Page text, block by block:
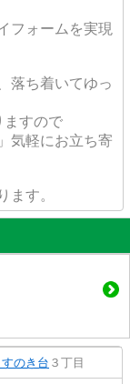
フォームを実現
落ち着いてゆっ
ますので
気軽にお立ち寄
ます。
すのき台 ３丁目